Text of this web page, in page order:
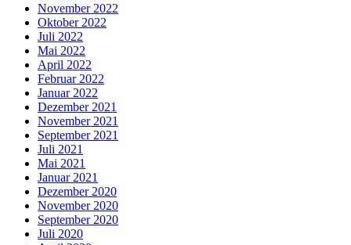
November 2022
Oktober 2022
Juli 2022
Mai 2022
April 2022
Februar 2022
Januar 2022
Dezember 2021
November 2021
September 2021
Juli 2021
Mai 2021
Januar 2021
Dezember 2020
November 2020
September 2020
Juli 2020